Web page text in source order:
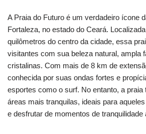
A Praia do Futuro é um verdadeiro ícone
Fortaleza, no estado do Ceará.
quilômetros do centro da cidade, essa
visitantes com sua beleza natural, ampla
cristalinas. Com mais de 8 km de
conhecida por suas ondas fortes e
esportes como o surf. No entanto, a praia
áreas mais tranquilas, ideais para
e desfrutar de momentos de tranquilidade